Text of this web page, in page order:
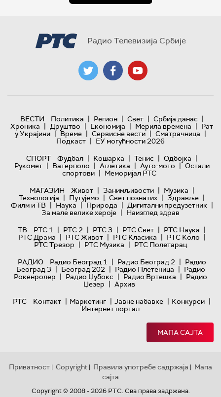
Радио Телевизија Србије
ВЕСТИ Политика | Регион | Свет | Србија данас |
Хроника | Друштво | Економија | Мерила времена | Рат
у Украјини | Време | Сервисне вести | Сматрачница |
Подкаст | ЕУ могућности 2026
СПОРТ
Фудбал | Кошарка | Тенис | Одбојка |
Рукомет | Ватерполо | Атлетика | Ауто-мото | Остали
спортови | Меморијал РТС
МАГАЗИН
Живот | Занимљивости | Музика |
Технологијa | Путујемо | Свет познатих | Здравље |
Филм и ТВ | Наука | Природа | Дигитални предузетник |
За мале велике хероје | Наизглед здрав
ТВ
РТС 1 | РТС 2 | РТС 3 | РТС Свет | РТС Наука |
РТС Драма | РТС Живот | РТС Класика | РТС Коло |
РТС Трезор | РТС Музика | РТС Полетарац
РАДИО
Радио Београд 1 | Радио Београд 2 | Радио
Београд 3 | Београд 202 | Радио Плетеница | Радио
Рокенролер | Радио Џубокс | Радио Вртешка | Радио
Џезер | Архив
РТС
Контакт | Маркетинг | Јавне набавке | Конкурси |
Интернет портал
МАПА САЈТА
Приватност | Copyright | Правила употребе садржаја | Мапа
сајта
Copyright © 2008 - 2026 РТС. Сва права задржана.